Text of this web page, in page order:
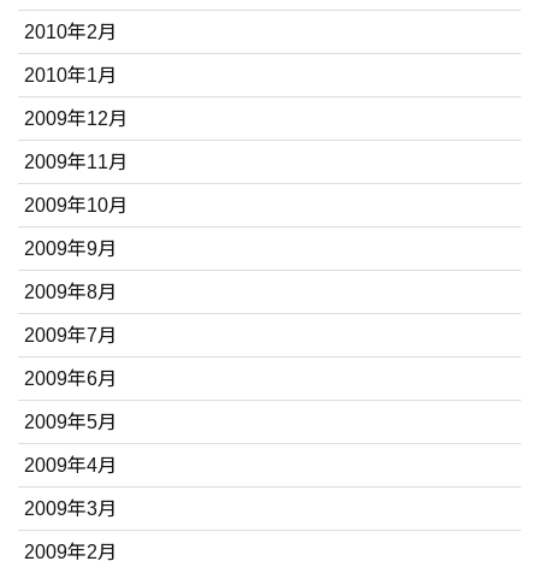
2010年2月
2010年1月
2009年12月
2009年11月
2009年10月
2009年9月
2009年8月
2009年7月
2009年6月
2009年5月
2009年4月
2009年3月
2009年2月